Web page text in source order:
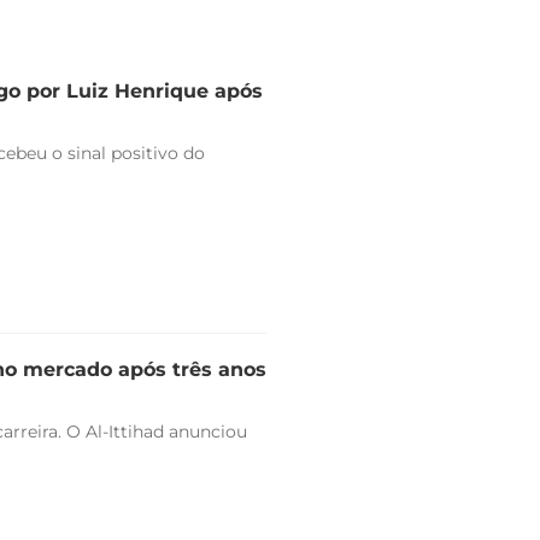
por Luiz Henrique após
o sinal positivo do
mercado após três anos
O Al-Ittihad anunciou